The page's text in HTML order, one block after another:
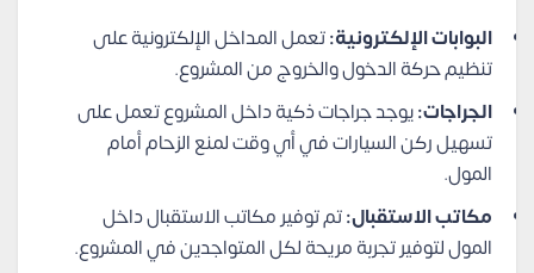
البوابات الإلكترونية:تعمل المداخل الإلكترونية على
تنظيم حركة الدخول والخروج من المشروع.
الجراجات:يوجد جراجات ذكية داخل المشروع تعمل على
تسهيل ركن السيارات في أي وقت لمنع الزحام أمام
المول.
مكاتب الاستقبال:تم توفير مكاتب الاستقبال داخل
المول لتوفير تجربة مريحة لكل المتواجدين في المشروع.